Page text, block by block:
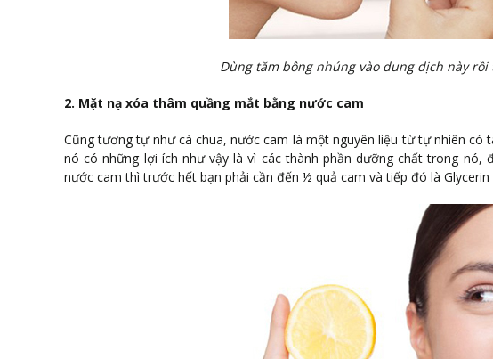
Dùng tăm bông nhúng vào dung dịch này
2. Mặt nạ xóa thâm quầng mắt bằng nước cam
Cũng tương tự như cà chua, nước cam là một nguyên liệu từ tự nhiên
nó có những lợi ích như vậy là vì các thành phần dưỡng chất trong nó,
nước cam thì trước hết bạn phải cần đến ½ quả cam và tiếp đó là